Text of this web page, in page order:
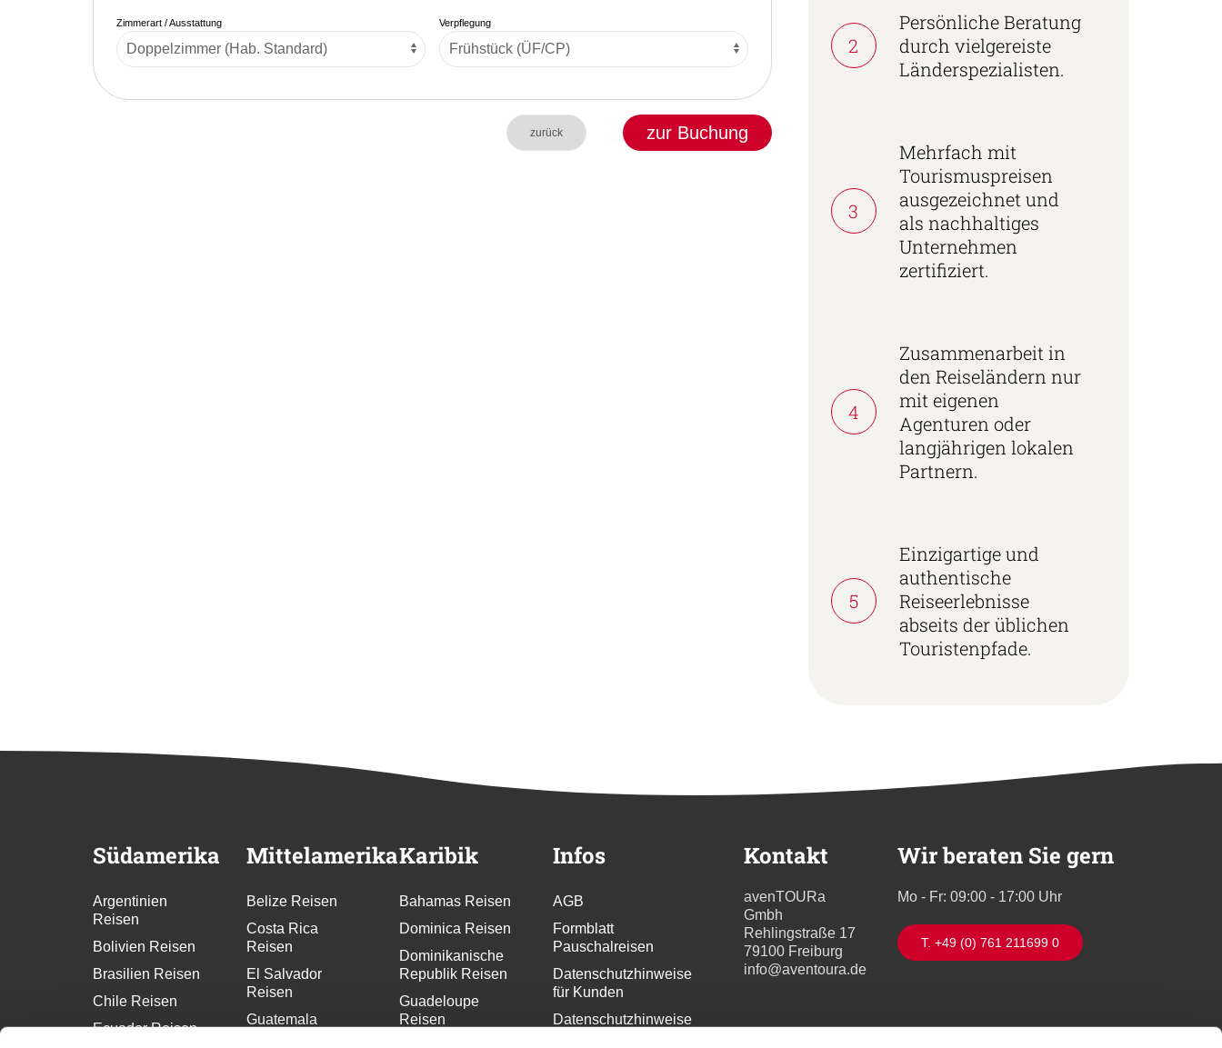
Zimmerart / Ausstattung Verpflegung
zurück zur Buchung
2
Persönliche Beratung
durch vielgereiste
Länderspezialisten.
3
Mehrfach mit
Tourismuspreisen
ausgezeichnet und
als nachhaltiges
Unternehmen
zertifiziert.
4
Zusammenarbeit in
den Reiseländern nur
mit eigenen
Agenturen oder
langjährigen lokalen
Partnern.
5
Einzigartige und
authentische
Reiseerlebnisse
abseits der üblichen
Touristenpfade.
Südamerika
Argentinien
Reisen
Bolivien Reisen
Brasilien Reisen
Chile Reisen
Ecuador Reisen
Mittelamerika
Belize Reisen
Costa Rica
Reisen
El Salvador
Reisen
Guatemala
Karibik
Bahamas Reisen
Dominica Reisen
Dominikanische
Republik Reisen
Guadeloupe
Reisen
Infos
AGB
Formblatt
Pauschalreisen
Datenschutzhinweise
für Kunden
Datenschutzhinweise
Kontakt
avenTOURa
Gmbh
Rehlingstraße 17
79100 Freiburg
info@aventoura.de
Wir beraten Sie gern
Mo - Fr: 09:00 - 17:00 Uhr
T. +49 (0) 761 211699 0